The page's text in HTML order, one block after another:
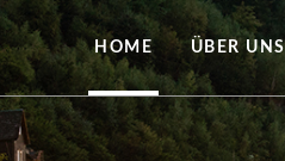
HOME ÜBER UNS